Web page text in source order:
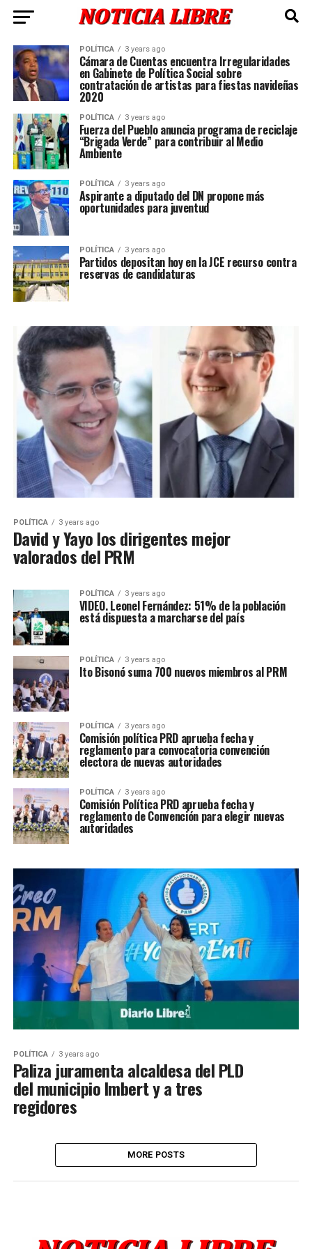
POLÍTICA 3 years ago
Cámara de Cuentas encuentra Irregularidades
en Gabinete de Política Social sobre
contratación de artistas para fiestas navideñas
2020
POLÍTICA 3 years ago
Fuerza del Pueblo anuncia programa de reciclaje
“Brigada Verde” para contribuir al Medio
Ambiente
POLÍTICA 3 years ago
Aspirante a diputado del DN propone más
oportunidades para juventud
POLÍTICA 3 years ago
Partidos depositan hoy en la JCE recurso contra
reservas de candidaturas
POLÍTICA 3 years ago
David y Yayo los dirigentes mejor
valorados del PRM
POLÍTICA 3 years ago
VIDEO. Leonel Fernández: 51% de la población
está dispuesta a marcharse del país
POLÍTICA 3 years ago
Ito Bisonó suma 700 nuevos miembros al PRM
POLÍTICA 3 years ago
Comisión política PRD aprueba fecha y
reglamento para convocatoria convención
electora de nuevas autoridades
POLÍTICA 3 years ago
Comisión Política PRD aprueba fecha y
reglamento de Convención para elegir nuevas
autoridades
POLÍTICA 3 years ago
Paliza juramenta alcaldesa del PLD
del municipio Imbert y a tres
regidores
MORE POSTS